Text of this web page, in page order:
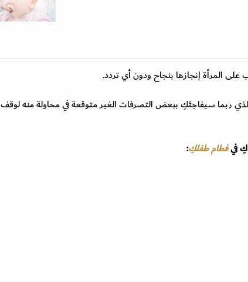
المرأة إنجازها بنجاح ودون أي تردد.
ربما سيفاجئكِ ببعض التصرفات الغير متوقعة في محاولة منه لوقف
فيفطام طفلكِ: